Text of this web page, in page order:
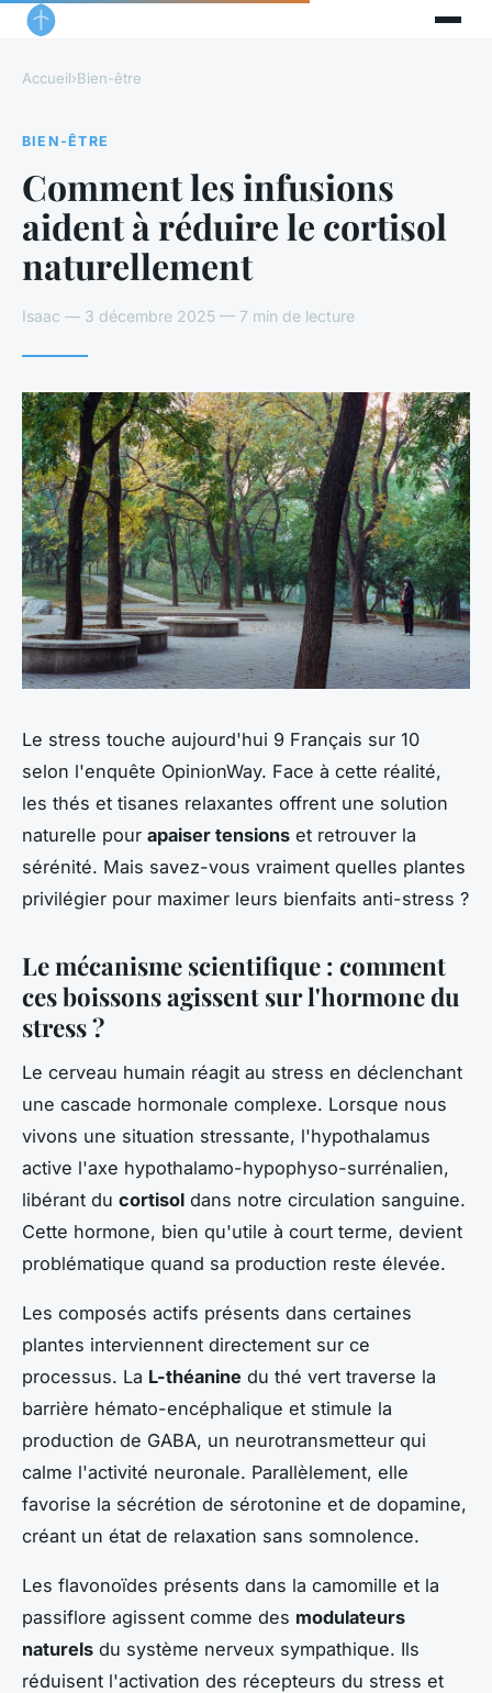
Accueil›Bien-être
BIEN-ÊTRE
Comment les infusions
aident à réduire le cortisol
naturellement
Isaac — 3 décembre 2025 — 7 min de lecture
Le stress touche aujourd'hui 9 Français sur 10
selon l'enquête OpinionWay. Face à cette réalité,
les thés et tisanes relaxantes offrent une solution
naturelle pour apaiser tensions et retrouver la
sérénité. Mais savez-vous vraiment quelles plantes
privilégier pour maximer leurs bienfaits anti-stress ?
Le mécanisme scientifique : comment
ces boissons agissent sur l'hormone du
stress ?
Le cerveau humain réagit au stress en déclenchant
une cascade hormonale complexe. Lorsque nous
vivons une situation stressante, l'hypothalamus
active l'axe hypothalamo-hypophyso-surrénalien,
libérant du cortisol dans notre circulation sanguine.
Cette hormone, bien qu'utile à court terme, devient
problématique quand sa production reste élevée.
Les composés actifs présents dans certaines
plantes interviennent directement sur ce
processus. La L-théanine du thé vert traverse la
barrière hémato-encéphalique et stimule la
production de GABA, un neurotransmetteur qui
calme l'activité neuronale. Parallèlement, elle
favorise la sécrétion de sérotonine et de dopamine,
créant un état de relaxation sans somnolence.
Les flavonoïdes présents dans la camomille et la
passiflore agissent comme des modulateurs
naturels du système nerveux sympathique. Ils
réduisent l'activation des récepteurs du stress et